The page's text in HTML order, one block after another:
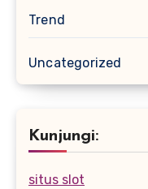
Trend
Uncategorized
Kunjungi:
situs slot